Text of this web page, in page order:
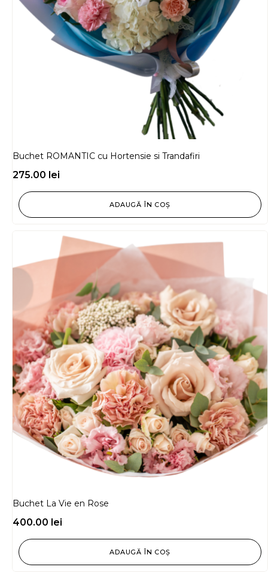
Buchet ROMANTIC cu Hortensie si Trandafiri
275.00 lei
ADAUGĂ ÎN COȘ
Buchet La Vie en Rose
400.00 lei
ADAUGĂ ÎN COȘ